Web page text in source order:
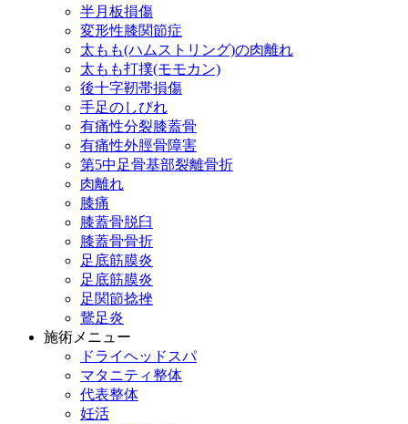
半月板損傷
変形性膝関節症
太もも(ハムストリング)の肉離れ
太もも打撲(モモカン)
後十字靭帯損傷
手足のしびれ
有痛性分裂膝蓋骨
有痛性外脛骨障害
第5中足骨基部裂離骨折
肉離れ
膝痛
膝蓋骨脱臼
膝蓋骨骨折
足底筋膜炎
足底筋膜炎
足関節捻挫
鵞足炎
施術メニュー
ドライヘッドスパ
マタニティ整体
代表整体
妊活